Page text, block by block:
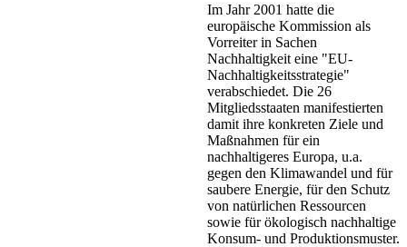
Im Jahr 2001 hatte die
europäische Kommission als
Vorreiter in Sachen
Nachhaltigkeit eine "EU-
Nachhaltigkeitsstrategie"
verabschiedet. Die 26
Mitgliedsstaaten manifestierten
damit ihre konkreten Ziele und
Maßnahmen für ein
nachhaltigeres Europa, u.a.
gegen den Klimawandel und für
saubere Energie, für den Schutz
von natürlichen Ressourcen
sowie für ökologisch nachhaltige
Konsum- und Produktionsmuster.